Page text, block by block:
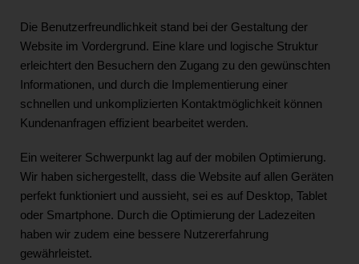
Die Benutzerfreundlichkeit stand bei der Gestaltung der
Website im Vordergrund. Eine klare und logische Struktur
erleichtert den Besuchern den Zugang zu den gewünschten
Informationen, und durch die Implementierung einer
schnellen und unkomplizierten Kontaktmöglichkeit können
Kundenanfragen effizient bearbeitet werden.
Ein weiterer Schwerpunkt lag auf der mobilen Optimierung.
Wir haben sichergestellt, dass die Website auf allen Geräten
perfekt funktioniert und aussieht, sei es auf Desktop, Tablet
oder Smartphone. Durch die Optimierung der Ladezeiten
haben wir zudem eine bessere Nutzererfahrung
gewährleistet.